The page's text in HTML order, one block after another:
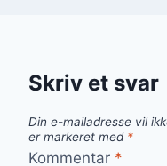
Skriv et svar
Din e-mailadresse vil
er markeret med *
Kommentar *